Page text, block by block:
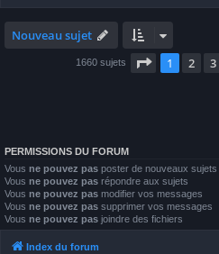
Nouveau sujet
1660 sujets Page 1sur83
1 2 3
PERMISSIONS DU FORUM
Vous ne pouvez pas poster de nouveaux sujets
Vous ne pouvez pas répondre aux sujets
Vous ne pouvez pas modifier vos messages
Vous ne pouvez pas supprimer vos messages
Vous ne pouvez pas joindre des fichiers
Index du forum